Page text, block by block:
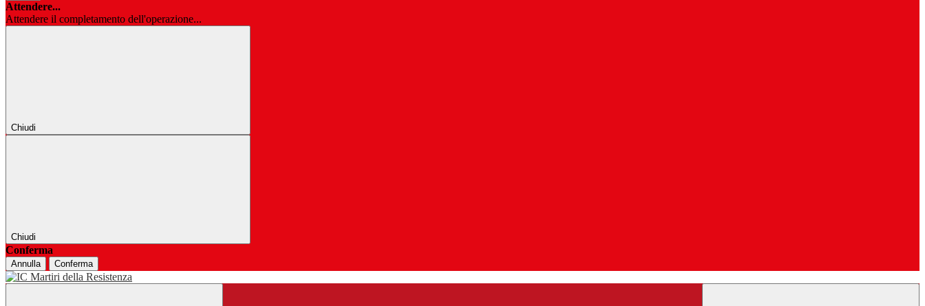
Attendere...
Attendere il completamento dell'operazione...
Chiudi
Chiudi
Conferma
Annulla Conferma